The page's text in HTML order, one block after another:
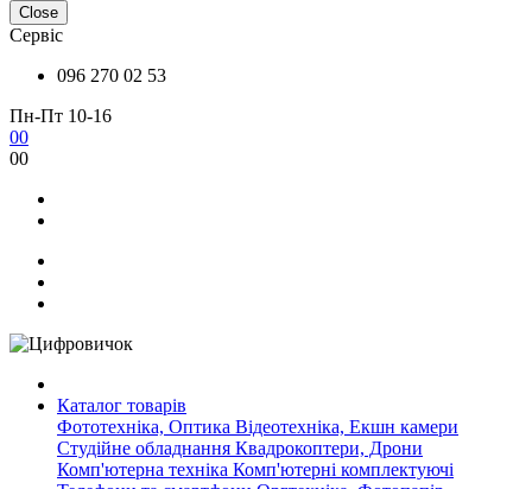
Close
Сервіс
096 270 02 53
Пн-Пт 10-16
00
00
Каталог товарів
Фототехніка, Оптика Відеотехніка, Екшн камери
Студійне обладнання Квадрокоптери, Дрони
Комп'ютерна техніка Комп'ютерні комплектуючі